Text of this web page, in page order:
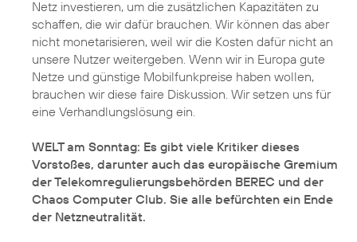
Netz investieren, um die zusätzlichen Kapazitäten zu
schaffen, die wir dafür brauchen. Wir können das aber
nicht monetarisieren, weil wir die Kosten dafür nicht an
unsere Nutzer weitergeben. Wenn wir in Europa gute
Netze und günstige Mobilfunkpreise haben wollen,
brauchen wir diese faire Diskussion. Wir setzen uns für
eine Verhandlungslösung ein.
WELT am Sonntag: Es gibt viele Kritiker dieses
Vorstoßes, darunter auch das europäische Gremium
der Telekomregulierungsbehörden BEREC und der
Chaos Computer Club. Sie alle befürchten ein Ende
der Netzneutralität.